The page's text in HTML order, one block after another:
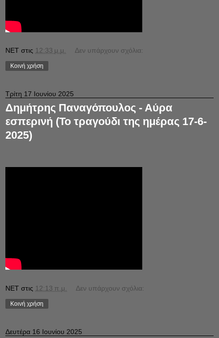
NET στις 12:33 μ.μ. Δεν υπάρχουν σχόλια:
Κοινή χρήση
Τρίτη 17 Ιουνίου 2025
Δημήτρης Παναγόπουλος - Αύρα
εσπερινή (Το τραγούδι της ημέρας 17-6-
2025)
NET στις 12:13 π.μ. Δεν υπάρχουν σχόλια:
Κοινή χρήση
Δευτέρα 16 Ιουνίου 2025